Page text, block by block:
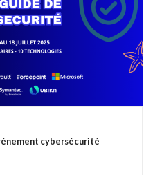
cybersécurité